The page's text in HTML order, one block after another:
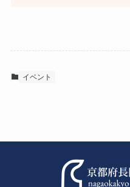
イベント